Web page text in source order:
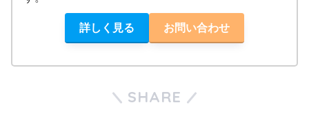
詳しく見る お問い合わせ
SHARE